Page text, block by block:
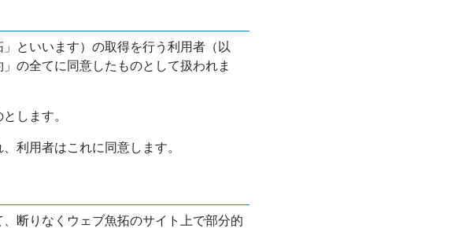
といいます）の取得を行う利用者（以
の全てに同意したものとして扱われま
します。
利用者はこれに同意します。
断りなくウェブ魚拓のサイト上で部分的